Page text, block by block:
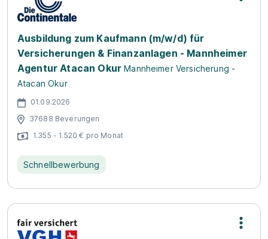
Ausbildung zum Kaufmann (m/w/d) für
Versicherungen & Finanzanlagen - Mannheimer
Agentur Atacan Okur Mannheimer Versicherung -
Atacan Okur
01.09.2026
37688 Beverungen
1.355 - 1.520 € pro Monat
Schnellbewerbung